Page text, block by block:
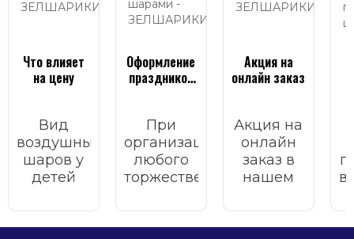
Что влияет
на цену
Вид
воздушных
шаров у
детей
вызывает
улыбку,
Оформление
праздников
При
организации
любого
торжественного
важно
учесть
Акция на
онлайн заказ
Акция на
онлайн
заказ в
нашем
магазине.